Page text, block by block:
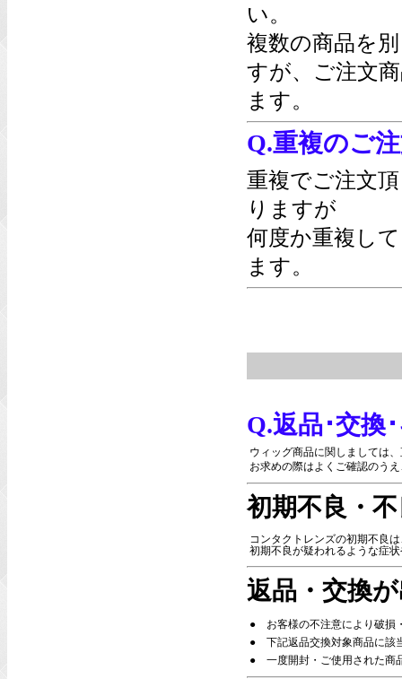
い。
複数の商品を
すが、ご注文
ます。
Q.重複のご
重複でご注文
りますが
何度か重複し
ます。
Q.返品･交換
ウィッグ商品に関しましては
お求めの際はよくご確認のう
初期不良・
コンタクトレンズの初期不良
初期不良が疑われるような症
返品・交換
●
お客様の不注意により破損
●
下記返品交換対象商品に該
●
一度開封・ご使用された商